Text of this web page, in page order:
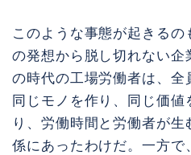
このような事態が起きる
の発想から脱し切れない企
の時代の工場労働者は、全
同じモノを作り、同じ価値
り、労働時間と労働者が
係にあったわけだ。一方で